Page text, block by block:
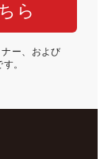
ら
ー、および
。